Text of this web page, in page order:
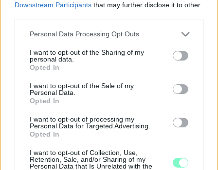
Downstream Participants that may further disclose it to other
Please note that this website/app uses one or more Google
not limited to your visit or usage behaviour. You may click to
grant or deny consent to Google and its third-party tags to
use your data for below specified purposes in below Google
consent section.
Personal Data Processing Opt Outs
I want to opt-out of the Sharing of my
personal data.
Opted In
I want to opt-out of the Sale of my
Personal Data.
Opted In
I want to opt-out of processing my
Personal Data for Targeted Advertising.
Opted In
I want to opt-out of Collection, Use,
Retention, Sale, and/or Sharing of my
Personal Data that Is Unrelated with the
ÖRÖMHÍR: TÍZ ÉVE NEM VOLT ILYEN ALACSONY AZ
Júliusban mindössze 1,2 százalékkal emelkedtek éves
összevetésben a fogyasztói árak, miközben az élelmiszerek ára
már csökkent.